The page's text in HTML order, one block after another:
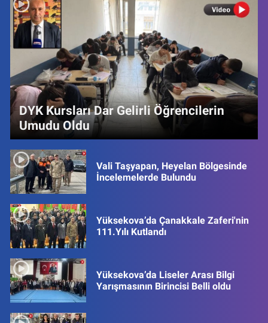
DYK Kursları Dar Gelirli Öğrencilerin
Umudu Oldu
Vali Taşyapan, Heyelan Bölgesinde
İncelemelerde Bulundu
Yüksekova’da Çanakkale Zaferi'nin
111.Yılı Kutlandı
Yüksekova’da Liseler Arası Bilgi
Yarışmasının Birincisi Belli oldu